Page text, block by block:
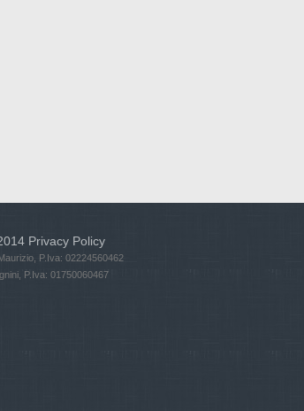
Privacy Policy
P.Iva: 02224560462
P.Iva: 01750060467